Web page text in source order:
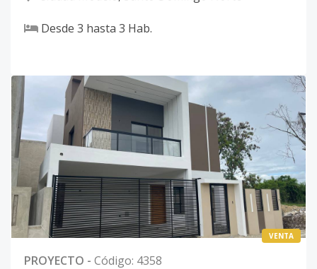
Desde 3 hasta 3 Hab.
VENTA
PROYECTO - Código: 4358